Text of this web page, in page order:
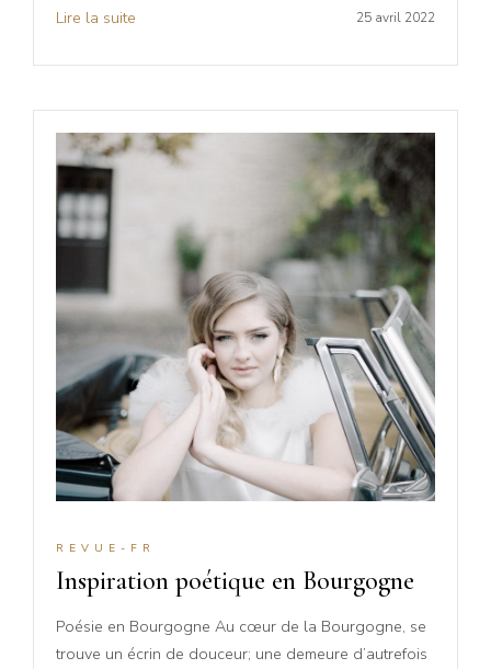
Lire la suite
25 avril 2022
REVUE-FR
Inspiration poétique en Bourgogne
Poésie en Bourgogne Au cœur de la Bourgogne, se
trouve un écrin de douceur; une demeure d’autrefois